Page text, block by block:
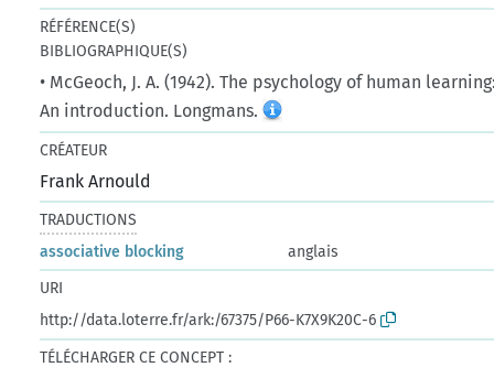
RÉFÉRENCE(S)
BIBLIOGRAPHIQUE(S)
• McGeoch, J. A. (1942). The psychology of human
An introduction. Longmans.
CRÉATEUR
Frank Arnould
TRADUCTIONS
associative blocking
anglais
URI
http://data.loterre.fr/ark:/67375/P66-K7X9K20C-6
TÉLÉCHARGER CE CONCEPT :